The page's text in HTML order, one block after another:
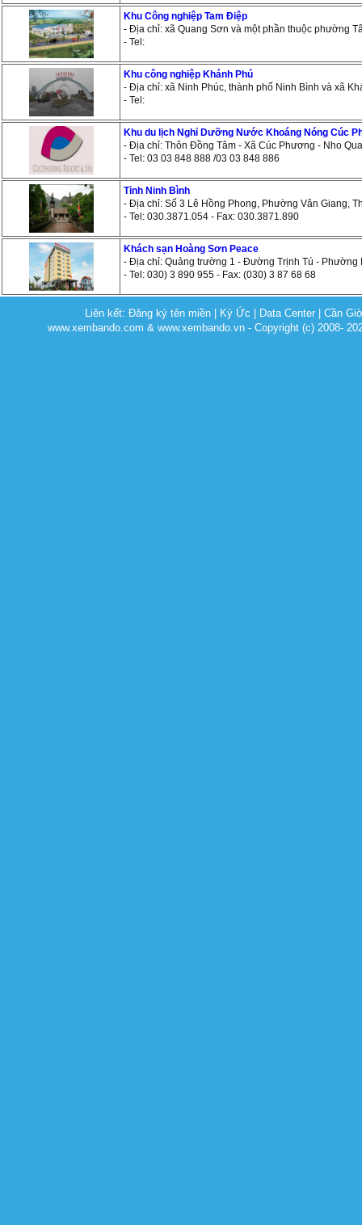
Khu Công nghiệp Tam Điệp
- Địa chỉ: xã Quang Sơn và một phần thuộc phường
- Tel:
Khu công nghiệp Khánh Phú
- Địa chỉ: xã Ninh Phúc, thành phố Ninh Bình và xã
- Tel:
Khu du lịch Nghỉ Dưỡng Nước Khoáng Nóng Cúc
- Địa chỉ: Thôn Đồng Tâm - Xã Cúc Phương - Nho
- Tel: 03 03 848 888 /03 03 848 886
Tỉnh Ninh Bình
- Địa chỉ: Số 3 Lê Hồng Phong, Phường Vân Giang,
- Tel: 030.3871.054 - Fax: 030.3871.890
Khách sạn Hoàng Sơn Peace
- Địa chỉ: Quảng trường 1 - Đường Trịnh Tú - Phường
- Tel: 030) 3 890 955 - Fax: (030) 3 87 68 68
Liên kết:Đăng ký tên miền Ký Ức Data Center |Cần
www.xembando.com & www.xembando.vn - Copyright (c) 2008-